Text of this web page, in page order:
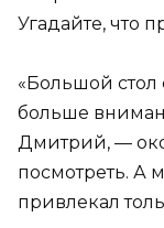
Угадайте, что
«Большой
больше
Дмитрий, —
посмотреть. А
привлекал